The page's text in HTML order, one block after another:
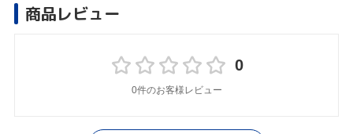
商品レビュー
0
0件のお客様レビュー